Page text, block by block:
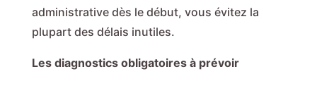
administrative dès le début, vous évitez la
plupart des délais inutiles.
Les diagnostics obligatoires à prévoir